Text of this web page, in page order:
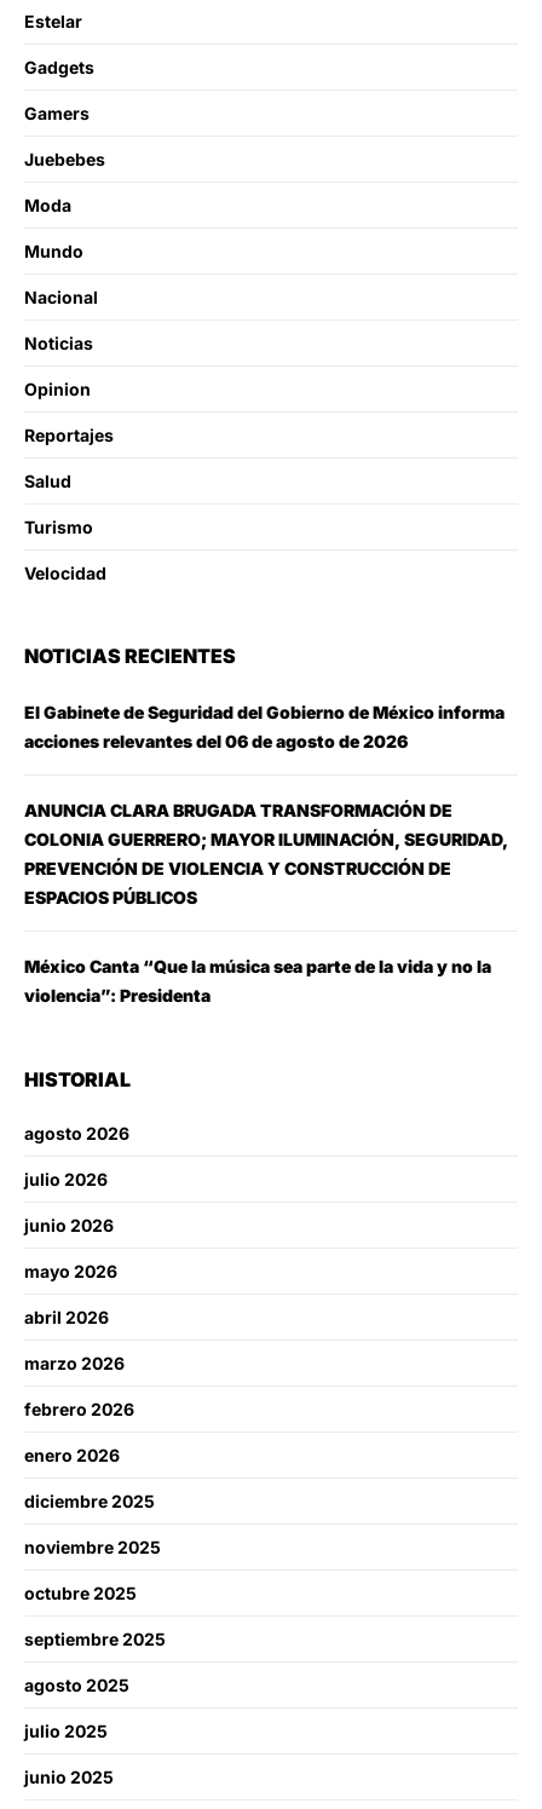
Estelar
Gadgets
Gamers
Juebebes
Moda
Mundo
Nacional
Noticias
Opinion
Reportajes
Salud
Turismo
Velocidad
NOTICIAS RECIENTES
El Gabinete de Seguridad del Gobierno de México informa
acciones relevantes del 06 de agosto de 2026
ANUNCIA CLARA BRUGADA TRANSFORMACIÓN DE
COLONIA GUERRERO; MAYOR ILUMINACIÓN, SEGURIDAD,
PREVENCIÓN DE VIOLENCIA Y CONSTRUCCIÓN DE
ESPACIOS PÚBLICOS
México Canta “Que la música sea parte de la vida y no la
violencia”: Presidenta
HISTORIAL
agosto 2026
julio 2026
junio 2026
mayo 2026
abril 2026
marzo 2026
febrero 2026
enero 2026
diciembre 2025
noviembre 2025
octubre 2025
septiembre 2025
agosto 2025
julio 2025
junio 2025